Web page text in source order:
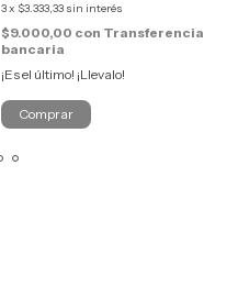
3x $3.333,33 sin interés
$9.000,00 con Transferencia
bancaria
¡Es el último! ¡Llevalo!
Comprar